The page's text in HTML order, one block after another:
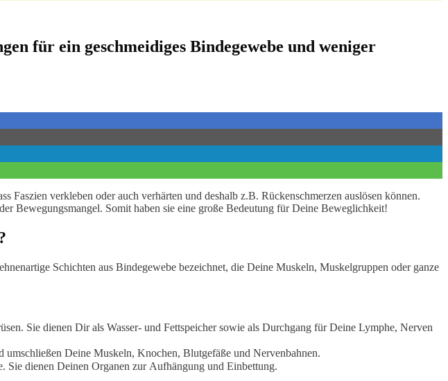
für ein geschmeidiges Bindegewebe und weniger
Faszien verkleben oder auch verhärten und deshalb z.B. Rückenschmerzen auslösen können.
Bewegungsmangel. Somit haben sie eine große Bedeutung für Deine Beweglichkeit!
Schichten aus Bindegewebe bezeichnet, die Deine Muskeln, Muskelgruppen oder ganze
Sie dienen Dir als Wasser- und Fettspeicher sowie als Durchgang für Deine Lymphe, Nerven
Deine Muskeln, Knochen, Blutgefäße und Nervenbahnen.
dienen Deinen Organen zur Aufhängung und Einbettung.